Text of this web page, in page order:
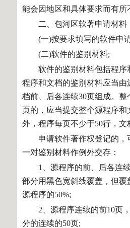
能会因地区和具体要求而有所
二、包河区软著申请材料
(一)按要求填写的软件申
(二)软件的鉴别材料;
软件的鉴别材料包括程序
程序和文档的鉴别材料应当由
档前、后各连续30页组成。整
页的，应当提交整个源程序和
外，程序每页不少于50行，文
申请软件著作权登记的，
一对鉴别材料作例外交存：
1、源程序的前、后各连
部分用黑色宽斜线覆盖，但覆
源程序的50%;
2、源程序连续的前10页
分的连续的50页;